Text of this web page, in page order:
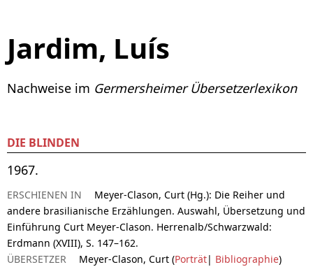
Jardim, Luís
Nachweise im Germersheimer Übersetzerlexikon
DIE BLINDEN
1967.
ERSCHIENEN IN
Meyer-Clason, Curt (Hg.): Die Reiher und
andere brasilianische Erzählungen. Auswahl, Übersetzung und
Einführung Curt Meyer-Clason. Herrenalb/Schwarzwald:
Erdmann (XVIII), S. 147–162.
ÜBERSETZER
Meyer-Clason, Curt (Porträt| Bibliographie)